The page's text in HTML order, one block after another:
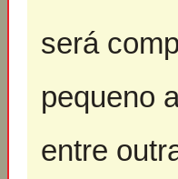
será
pequeno
entre